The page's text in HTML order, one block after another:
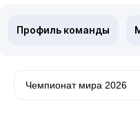
Профиль команды